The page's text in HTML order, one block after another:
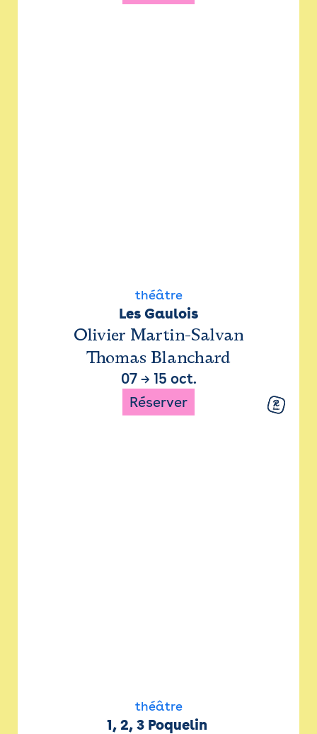
théâtre
Les Gaulois
Olivier Martin-Salvan
Thomas Blanchard
07→ 15 oct.
Réserver
théâtre
1, 2, 3 Poquelin